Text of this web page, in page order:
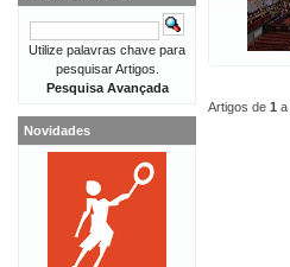
Artigos de 1 a
Utilize palavras chave para
pesquisar Artigos.
Pesquisa Avançada
Novidades